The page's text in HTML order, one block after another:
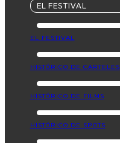
EL FESTIVAL
EL FESTIVAL
HISTÓRICO DE CARTELES
HISTÓRICO DE FILMS
HISTÓRICO DE SPOTS